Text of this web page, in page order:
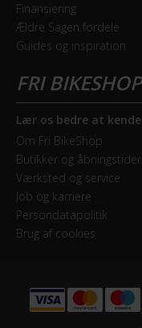
Finansiering
Ældre Sagen fordele
Guides og inspiration
Lær os bedre at kende
Om Fri BikeShop
Butikker og åbningstider
Værksted og service
Job og karriere
Persondatapolitik
Brug af cookies